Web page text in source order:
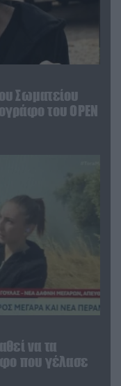
Σωματείου
του OPEN
να τα
που γέλασε